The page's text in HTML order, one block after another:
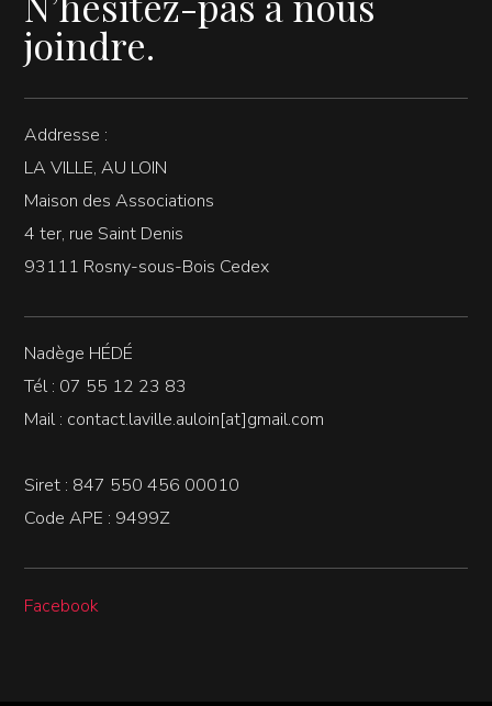
joindre.
Addresse :
LA VILLE, AU LOIN
Maison des Associations
4 ter, rue Saint Denis
93111 Rosny-sous-Bois Cedex
Nadège HÉDÉ
Tél : 07 55 12 23 83
Mail : contact.laville.auloin[at]gmail.com
Siret : 847 550 456 00010
Code APE : 9499Z
Facebook